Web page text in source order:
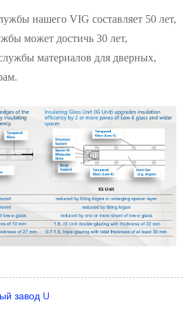
нашего VIG составляет 50 лет,
может достичь 30 лет,
материалов для дверных,
завод U